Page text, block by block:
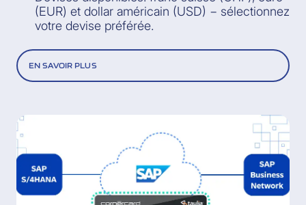
(EUR) et dollar américain (USD) − sélectionnez
votre devise préférée.
EN SAVOIR PLUS